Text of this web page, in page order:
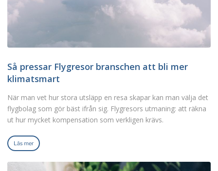
Så pressar Flygresor branschen att bli mer
klimatsmart
När man vet hur stora utsläpp en resa skapar kan man välja det
flygbolag som gör bäst ifrån sig. Flygresors utmaning: att räkna
ut hur mycket kompensation som verkligen krävs.
Läs mer